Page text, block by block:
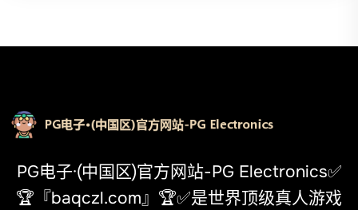
PG电子·(中国区)官方网站-PG Electronics✅
🏆『baqczl.com』🏆✅是世界顶级真人游戏